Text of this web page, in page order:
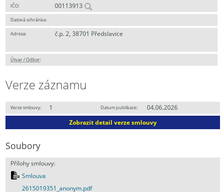
IČO: 00113913
Datová schránka:
Adresa: č.p. 2, 38701 Předslavice
Útvar / Odbor:
Verze záznamu
Verze smlouvy: 1 Datum publikace:
04.06.2026
Zobrazit detail verze smlouvy
Soubory
Přílohy smlouvy:
Smlouva
2615019351_anonym.pdf